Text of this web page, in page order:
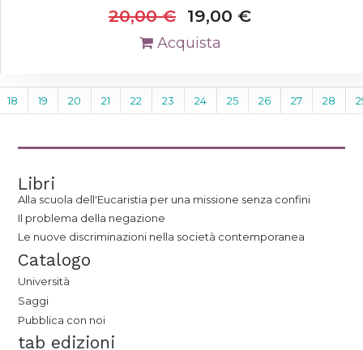
20,00€ 19,00 €
Acquista
18 19 20 21 22 23 24 25 26 27 28
Libri
Alla scuola dell'Eucaristia per una missione senza confini
Il problema della negazione
Le nuove discriminazioni nella società contemporanea
Catalogo
Università
Saggi
Pubblica con noi
tab edizioni